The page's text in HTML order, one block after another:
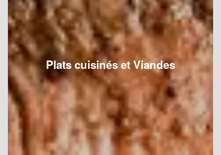
Plats cuisinés et Viandes